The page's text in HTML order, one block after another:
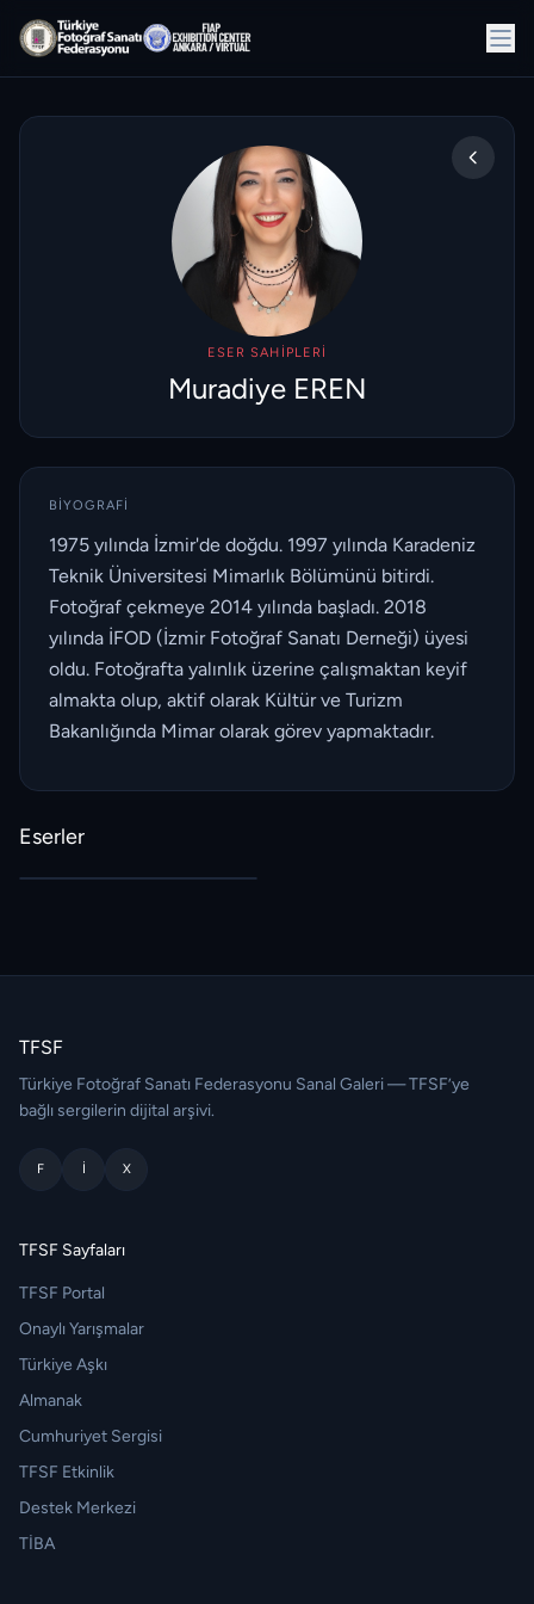
ESER SAHIPLERI
Muradiye EREN
BIYOGRAFI
1975 yılında İzmir'de doğdu. 1997 yılında Karadeniz
Teknik Üniversitesi Mimarlık Bölümünü bitirdi.
Fotoğraf çekmeye 2014 yılında başladı. 2018
yılında İFOD (İzmir Fotoğraf Sanatı Derneği) üyesi
oldu. Fotoğrafta yalınlık üzerine çalışmaktan keyif
almakta olup, aktif olarak Kültür ve Turizm
Bakanlığında Mimar olarak görev yapmaktadır.
Eserler
TFSF
Türkiye Fotoğraf Sanatı Federasyonu Sanal Galeri — TFSF’ye
bağlı sergilerin dijital arşivi.
F I X
TFSF Sayfaları
TFSF Portal
Onaylı Yarışmalar
Türkiye Aşkı
Almanak
Cumhuriyet Sergisi
TFSF Etkinlik
Destek Merkezi
TİBA